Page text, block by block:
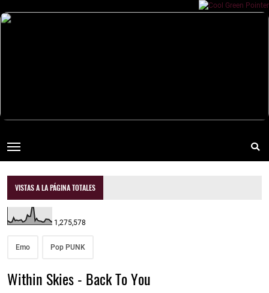
VISTAS A LA PÁGINA TOTALES
1,275,578
Emo Pop PUNK
Within Skies - Back To You